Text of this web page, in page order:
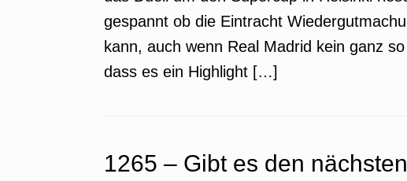
gespannt ob die Eintracht
kann, auch wenn Real Madrid kein ganz
dass es ein Highlight […]
1265 – Gibt es den